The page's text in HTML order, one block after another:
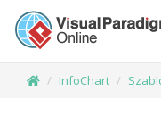
InfoChart